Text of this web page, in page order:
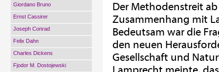
Giordano Bruno
Ernst Cassirer
Joseph Conrad
Felix Dahn
Charles Dickens
Fjodor M. Dostojewski
Der Methodenstreit
Zusammenhang mit
Bedeutsam war die
den neuen
Gesellschaft und